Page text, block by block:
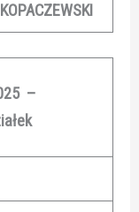
KOPACZEWSKI
–